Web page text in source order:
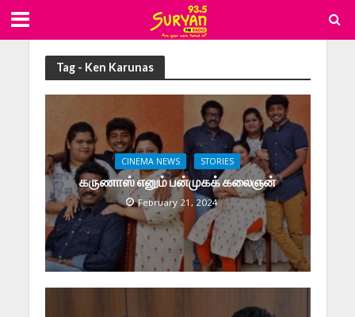
Tag - Ken Karunas
CINEMA NEWS STORIES
கருணாஸ் எனும் பன்முகக் கலைஞன்
February 21, 2024